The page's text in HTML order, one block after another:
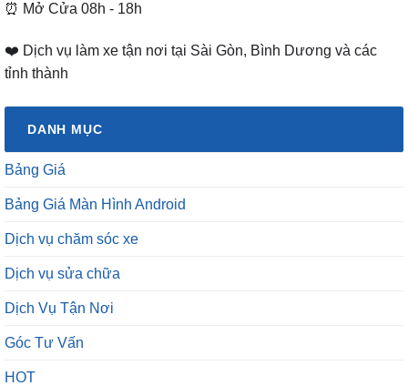
⏰ Mở Cửa 08h - 18h
❤️ Dịch vụ làm xe tận nơi tại Sài Gòn, Bình Dương và các
tỉnh thành
DANH MỤC
Bảng Giá
Bảng Giá Màn Hình Android
Dịch vụ chăm sóc xe
Dịch vụ sửa chữa
Dịch Vụ Tận Nơi
Góc Tư Vấn
HOT